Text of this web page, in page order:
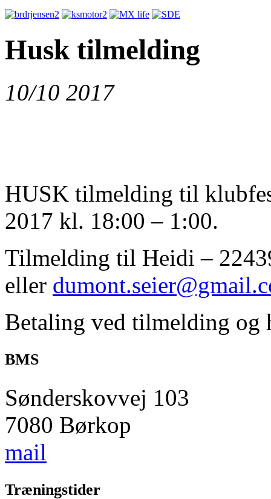
Husk tilmelding
10/10 2017
HUSK tilmelding til
2017 kl. 18:00 – 1:00.
Tilmelding til Heidi –
eller
Betaling ved tilmelding
BMS
Sønderskovvej 103
7080 Børkop
mail
Træningstider